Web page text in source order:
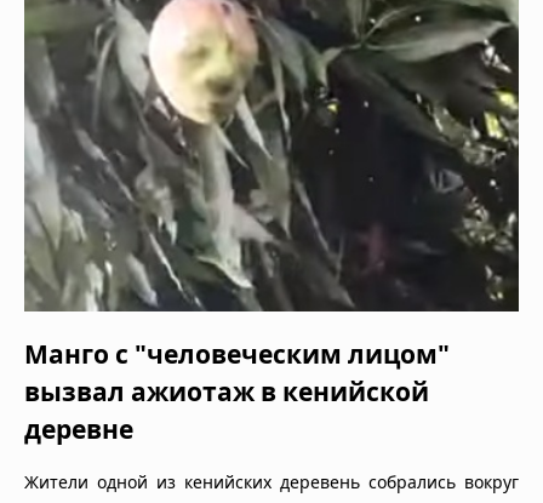
Манго с "человеческим лицом"
вызвал ажиотаж в кенийской
деревне
Жители одной из кенийских деревень собрались вокруг